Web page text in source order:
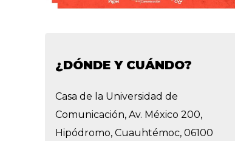
¿DÓNDE Y CUÁNDO?
Casa de la Universidad de
Comunicación, Av. México 200,
Hipódromo, Cuauhtémoc, 06100